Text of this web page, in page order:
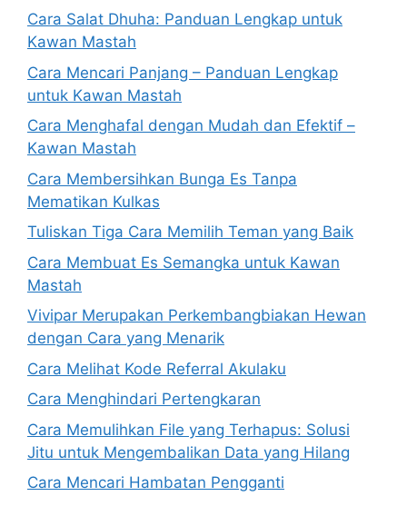
Cara Salat Dhuha: Panduan Lengkap untuk
Kawan Mastah
Cara Mencari Panjang – Panduan Lengkap
untuk Kawan Mastah
Cara Menghafal dengan Mudah dan Efektif –
Kawan Mastah
Cara Membersihkan Bunga Es Tanpa
Mematikan Kulkas
Tuliskan Tiga Cara Memilih Teman yang Baik
Cara Membuat Es Semangka untuk Kawan
Mastah
Vivipar Merupakan Perkembangbiakan Hewan
dengan Cara yang Menarik
Cara Melihat Kode Referral Akulaku
Cara Menghindari Pertengkaran
Cara Memulihkan File yang Terhapus: Solusi
Jitu untuk Mengembalikan Data yang Hilang
Cara Mencari Hambatan Pengganti